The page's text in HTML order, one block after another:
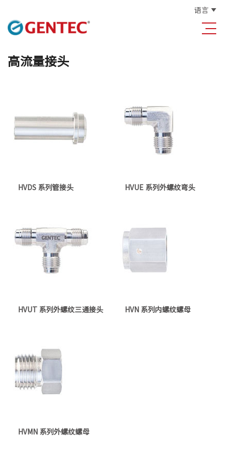
语言
高流量接头
HVDS 系列管接头 HVUE 系列外螺纹弯头
HVUT 系列外螺纹三通接头 HVN 系列内螺纹螺母
HVMN 系列外螺纹螺母